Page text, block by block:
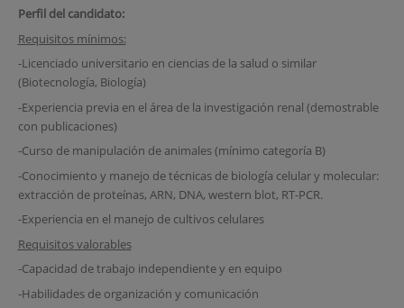
Perfil del candidato:
Requisitos mínimos:
-Licenciado universitario en ciencias de la salud o similar
(Biotecnología, Biología)
-Experiencia previa en el área de la investigación renal (demostrable
con publicaciones)
-Curso de manipulación de animales (mínimo categoría B)
-Conocimiento y manejo de técnicas de biología celular y molecular:
extracción de proteínas, ARN, DNA, western blot, RT-PCR.
-Experiencia en el manejo de cultivos celulares
Requisitos valorables
-Capacidad de trabajo independiente y en equipo
-Habilidades de organización y comunicación